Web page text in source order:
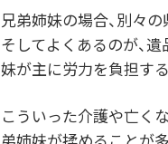
兄弟姉妹の場合、別々
そしてよくあるのが、
妹が主に労力を負担する
こういった介護や亡く